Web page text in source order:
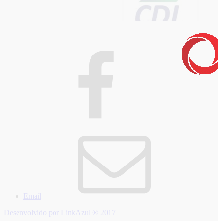
Email
Desenvolvido por LinkAzul ® 2017